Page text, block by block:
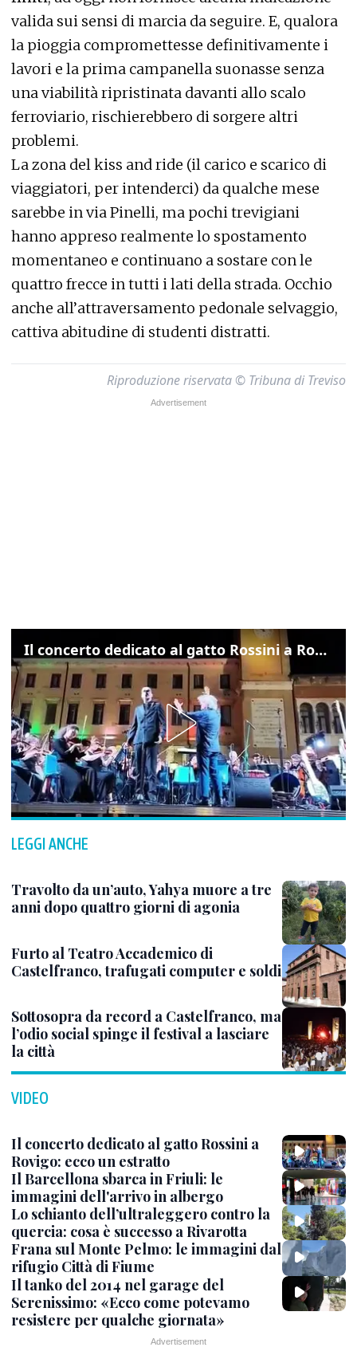
valida sui sensi di marcia da seguire. E, qualora
la pioggia compromettesse definitivamente i
lavori e la prima campanella suonasse senza
una viabilità ripristinata davanti allo scalo
ferroviario, rischierebbero di sorgere altri
problemi.
La zona del kiss and ride (il carico e scarico di
viaggiatori, per intenderci) da qualche mese
sarebbe in via Pinelli, ma pochi trevigiani
hanno appreso realmente lo spostamento
momentaneo e continuano a sostare con le
quattro frecce in tutti i lati della strada. Occhio
anche all’attraversamento pedonale selvaggio,
cattiva abitudine di studenti distratti.
Riproduzione riservata © Tribuna di Treviso
Il concerto dedicato al gatto Rossini a Rovigo: ecco un estratto
LEGGI ANCHE
Travolto da un’auto, Yahya muore a tre
anni dopo quattro giorni di agonia
Furto al Teatro Accademico di
Castelfranco, trafugati computer e soldi
Sottosopra da record a Castelfranco, ma
l’odio social spinge il festival a lasciare
la città
VIDEO
Il concerto dedicato al gatto Rossini a
Rovigo: ecco un estratto
Il Barcellona sbarca in Friuli: le
immagini dell'arrivo in albergo
Lo schianto dell’ultraleggero contro la
quercia: cosa è successo a Rivarotta
Frana sul Monte Pelmo: le immagini dal
rifugio Città di Fiume
Il tanko del 2014 nel garage del
Serenissimo: «Ecco come potevamo
resistere per qualche giornata»